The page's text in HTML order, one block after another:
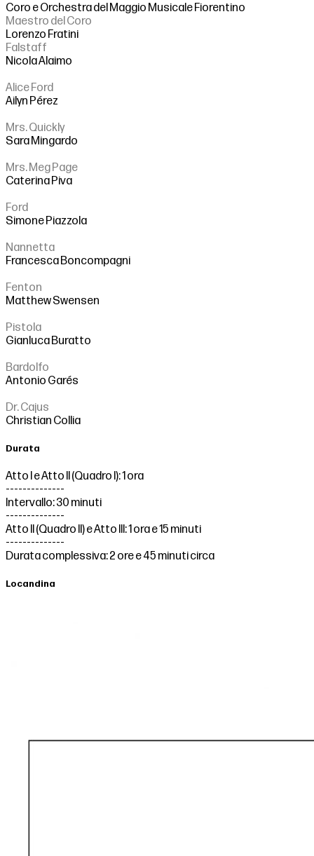
Coro e Orchestra del Maggio Musicale Fiorentino
Maestro del Coro
Lorenzo Fratini
Falstaff
Nicola Alaimo
Alice Ford
Ailyn Pérez
Mrs. Quickly
Sara Mingardo
Mrs. Meg Page
Caterina Piva
Ford
Simone Piazzola
Nannetta
Francesca Boncompagni
Fenton
Matthew Swensen
Pistola
Gianluca Buratto
Bardolfo
Antonio Garés
Dr. Cajus
Christian Collia
Durata
Atto I e Atto II (Quadro I): 1 ora
--------------
Intervallo: 30 minuti
--------------
Atto II (Quadro II) e Atto III: 1 ora e 15 minuti
--------------
Durata complessiva: 2 ore e 45 minuti circa
Locandina